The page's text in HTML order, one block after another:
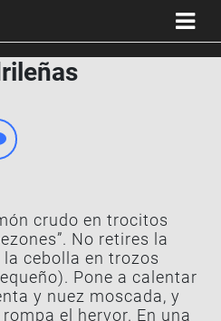
crudo en trocitos
No retires la
cebolla en trozos
Pone a calentar
y nuez moscada, y
el hervor. En una